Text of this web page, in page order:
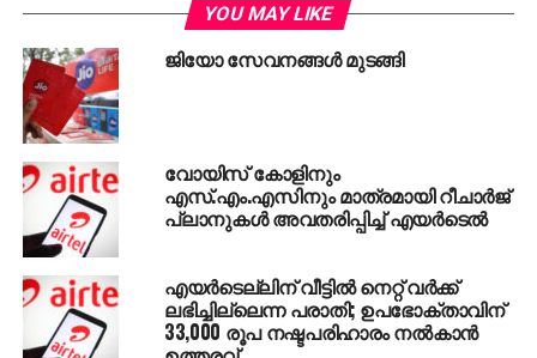
നേരിടേണ്ടിവരിക ജിയോയില്‍ നിനാകുമെന്ന ധാരണ
തിരുത്തിക്കുറിക്കുന്നതാണ് ഐഡിയ-വൊഡാഫോണ്‍
ലയനം. നിലവില്‍ 32 ശതമാനം വിപണി വരുമാന
വിഹിതവും എയര്‍ടെല്‍ ഒറ്റക്കാണ് കൈയാളുന്നത്. 19
ശതമാനം വിപണി വിഹിതവുമായി വൊഡാഫോണ്‍
രണ്ടാമതും 17 ശതമാനം വിപണി വിഹിതവുമായി
ഐഡിയ മൂന്നാമതുമാണ്. ഇവര്‍ ഒരുമിച്ചാല്‍ എയര്‍ടെല്‍
രണ്ടാംസ്ഥാനത്തേക്ക് പിന്തള്ളപ്പെടും. മാത്രമല്ല 27
കോടി ഉപഭോക്താക്കളുമായി രാജ്യത്ത്
ഒന്നാംസ്ഥാനത്തുള്ള എയര്‍ടെല്‍ ലയനം
യാഥാര്‍ത്ഥ്യമാകുന്നതോടെ രണ്ടാമതാകും. ഐഡിയ-
വൊഡാഫോണ്‍ ഉപഭോക്താക്കള്‍ 39 കോടിയിലധികം
YOU MAY LIKE
ജിയോ സേവനങ്ങള്‍ മുടങ്ങി
വോയിസ് കോളിനും
എസ്.എം.എസിനും മാത്രമായി റീചാര്‍ജ്
പ്ലാനുകള്‍ അവതരിപ്പിച്ച് എയര്‍ടെല്‍
എയര്‍ടെല്ലിന് വീട്ടില്‍ നെറ്റ് വര്‍ക്ക്
ലഭിച്ചില്ലെന്ന പരാതി; ഉപഭോക്താവിന്
33,000 രൂപ നഷ്ടപരിഹാരം നല്‍കാന്‍